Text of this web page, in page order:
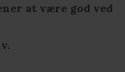
at være god ved